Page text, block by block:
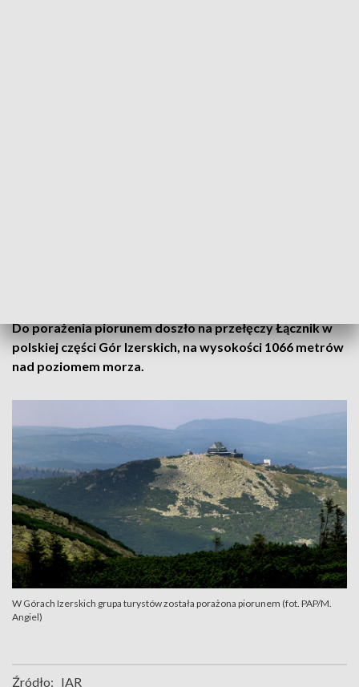
Do porażenia piorunem doszło na przełęczy Łącznik w
polskiej części Gór Izerskich, na wysokości 1066 metrów
nad poziomem morza.
W Górach Izerskich grupa turystów została porażona piorunem (fot. PAP/M.
Angiel)
Źródło: IAR